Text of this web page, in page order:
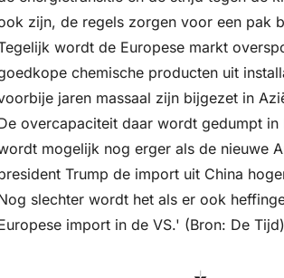
zijn, de regels zorgen voor een pak
wordt de Europese markt
chemische producten uit
jaren massaal zijn bijgezet in
overcapaciteit daar wordt gedumpt in
mogelijk nog erger als de nieuwe
Trump de import uit China
slechter wordt het als er ook
import in de VS.' (Bron: De Tijd)